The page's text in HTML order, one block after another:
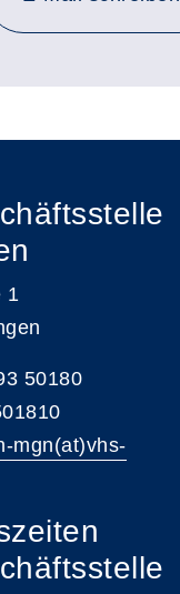
1
50180
mgn(at)vhs-